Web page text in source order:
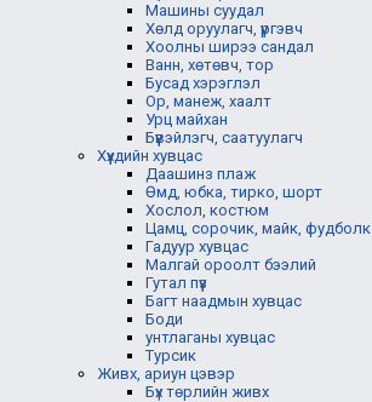
Машины суудал
Хөлд оруулагч, үүргэвч
Хоолны ширээ сандал
Ванн, хөтөвч, тор
Бусад хэрэглэл
Ор, манеж, хаалт
Урц майхан
Бүүвэйлэгч, саатуулагч
Хүүхдийн хувцас
Даашинз плаж
Өмд, юбка, тирко, шорт
Хослол, костюм
Цамц, сорочик, майк, фудболк
Гадуур хувцас
Малгай ороолт бээлий
Гутал пүүз
Багт наадмын хувцас
Боди
унтлаганы хувцас
Турсик
Живх, ариун цэвэр
Бүх төрлийн живх